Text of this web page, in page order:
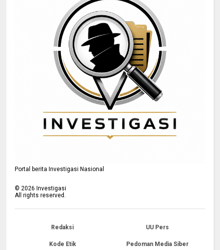
Portal berita Investigasi Nasional
©2026 Investigasi
All rights reserved.
Redaksi UU Pers
Kode Etik Pedoman Media Siber